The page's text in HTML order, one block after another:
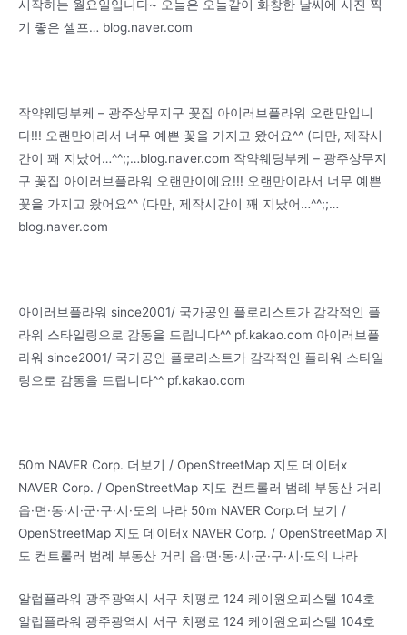
시작하는 월요일입니다~ 오늘은 오늘같이 화창한 날씨에 사진 찍
기 좋은 셀프… blog.naver.com
작약웨딩부케 – 광주상무지구 꽃집 아이러브플라워 오랜만입니
다!!! 오랜만이라서 너무 예쁜 꽃을 가지고 왔어요^^ (다만, 제작시
간이 꽤 지났어…^^;;…blog.naver.com 작약웨딩부케 – 광주상무지
구 꽃집 아이러브플라워 오랜만이에요!!! 오랜만이라서 너무 예쁜
꽃을 가지고 왔어요^^ (다만, 제작시간이 꽤 지났어…^^;;…
blog.naver.com
아이러브플라워 since2001/ 국가공인 플로리스트가 감각적인 플
라워 스타일링으로 감동을 드립니다^^ pf.kakao.com 아이러브플
라워 since2001/ 국가공인 플로리스트가 감각적인 플라워 스타일
링으로 감동을 드립니다^^ pf.kakao.com
50m NAVER Corp. 더보기 / OpenStreetMap 지도 데이터x
NAVER Corp. / OpenStreetMap 지도 컨트롤러 범례 부동산 거리
읍·면·동·시·군·구·시·도의 나라 50m NAVER Corp.더 보기 /
OpenStreetMap 지도 데이터x NAVER Corp. / OpenStreetMap 지
도 컨트롤러 범례 부동산 거리 읍·면·동·시·군·구·시·도의 나라
알럽플라워 광주광역시 서구 치평로 124 케이원오피스텔 104호
알럽플라워 광주광역시 서구 치평로 124 케이원오피스텔 104호